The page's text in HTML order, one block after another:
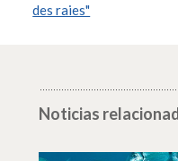
des raies"
Noticias